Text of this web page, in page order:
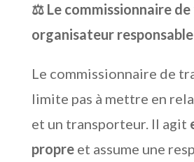
⚖️ Le commissionnaire
organisateur responsable
Le commissionnaire de
limite pas à mettre en
et un transporteur. Il agit
propreet assume une